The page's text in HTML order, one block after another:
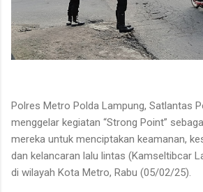
Polres Metro Polda Lampung, Satlantas
menggelar kegiatan “Strong Point”
mereka untuk menciptakan keamanan,
dan kelancaran lalu lintas (Kamseltibcar
di wilayah Kota Metro, Rabu (05/02/25).